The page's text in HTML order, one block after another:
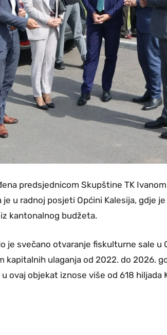
predsjednicom Skupštine TK
u radnoj posjeti Općini Kalesija, gdje
kantonalnog budžeta.
je svečano otvaranje fiskulturne sale u
kapitalnih ulaganja od 2022. do 2026.
ovaj objekat iznose više od 618 hiljada